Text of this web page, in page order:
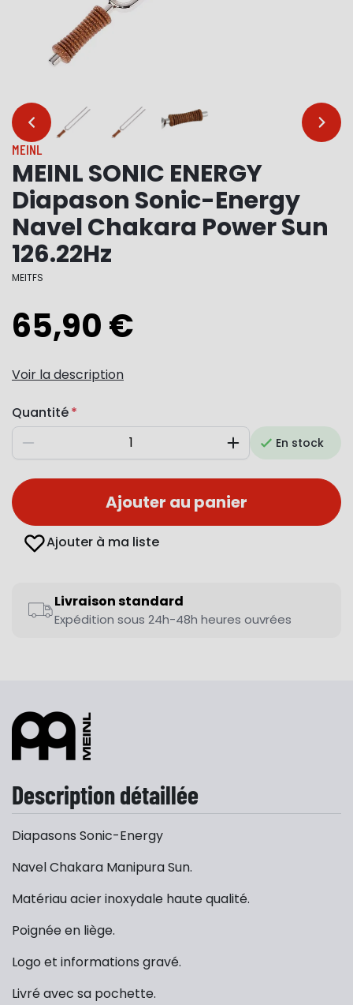
… …
MEINL
MEINL SONIC ENERGY
Diapason Sonic-Energy
Navel Chakara Power Sun
126.22Hz
MEITFS
65,90 €
Voir la description
Quantité
Diminuer AugmenterEn stock
Ajouter au panier
Ajouter à ma liste
Livraison standard
Expédition sous 24h-48h heures ouvrées
Description détaillée
Diapasons Sonic-Energy
Navel Chakara Manipura Sun.
Matériau acier inoxydale haute qualité.
Poignée en liège.
Logo et informations gravé.
Livré avec sa pochette.